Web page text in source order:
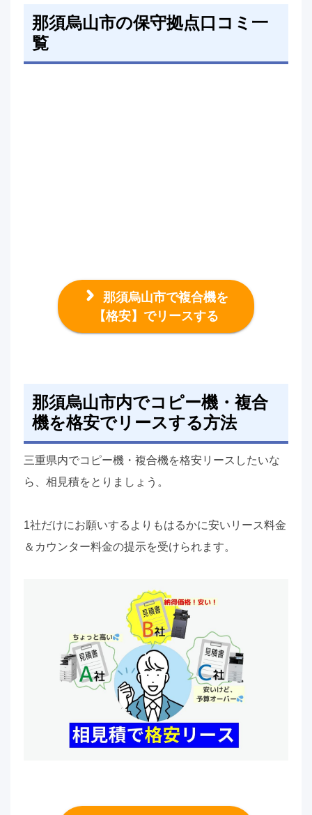
那須烏山市の保守拠点口コミ一
覧
那須烏山市で複合機を
【格安】でリースする
那須烏山市内でコピー機・複合
機を格安でリースする方法
三重県内でコピー機・複合機を格安リースしたいな
ら、相見積をとりましょう。
1社だけにお願いするよりもはるかに安いリース料金
＆カウンター料金の提示を受けられます。